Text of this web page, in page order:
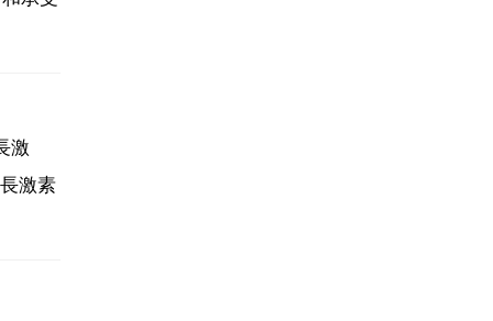
激
激素